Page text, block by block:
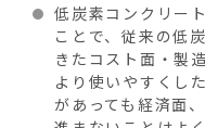
低炭素コンクリー
ことで、従来の低
きたコスト面・製
より使いやすくし
があっても経済面